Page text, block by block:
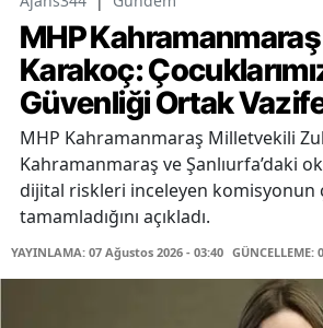
MHP
Karakoç:
Güvenliği Ortak
MHP Kahramanmaraş Milletvekili
Kahramanmaraş ve Şanlıurfa’daki
dijital riskleri inceleyen komisyonun
tamamladığını açıkladı.
YAYINLAMA: 07 Ağustos 2026 - 03:40 GÜNCELLEME: